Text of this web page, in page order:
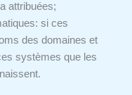
attribuées;
si ces
des domaines et
systèmes que les